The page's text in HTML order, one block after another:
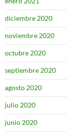
diciembre 2020
noviembre 2020
octubre 2020
septiembre 2020
agosto 2020
julio 2020
junio 2020